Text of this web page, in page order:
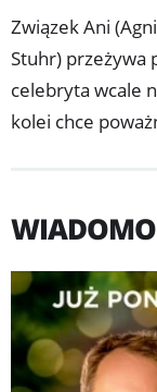
Związek Ani
Stuhr) przeżywa
celebryta wcale
kolei chce
milioner,
że nikt inny nie
romantyczna